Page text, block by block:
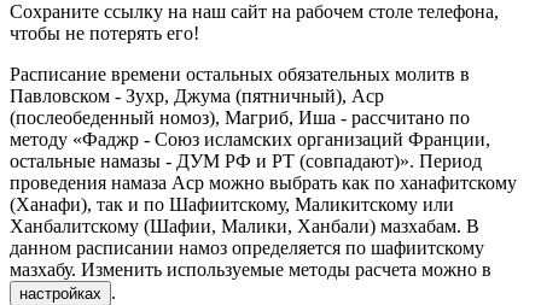
Сохраните ссылку на наш сайт на рабочем столе телефона,
чтобы не потерять его!
Расписание времени остальных обязательных молитв в
Павловском - Зухр, Джума (пятничный), Аср
(послеобеденный номоз), Магриб, Иша - рассчитано по
методу «Фаджр - Союз исламских организаций Франции,
остальные намазы - ДУМ РФ и РТ (совпадают)». Период
проведения намаза Аср можно выбрать как по ханафитскому
(Ханафи), так и по Шафиитскому, Маликитскому или
Ханбалитскому (Шафии, Малики, Ханбали) мазхабам. В
данном расписании намоз определяется по шафиитскому
мазхабу. Изменить используемые методы расчета можно в
настройках .